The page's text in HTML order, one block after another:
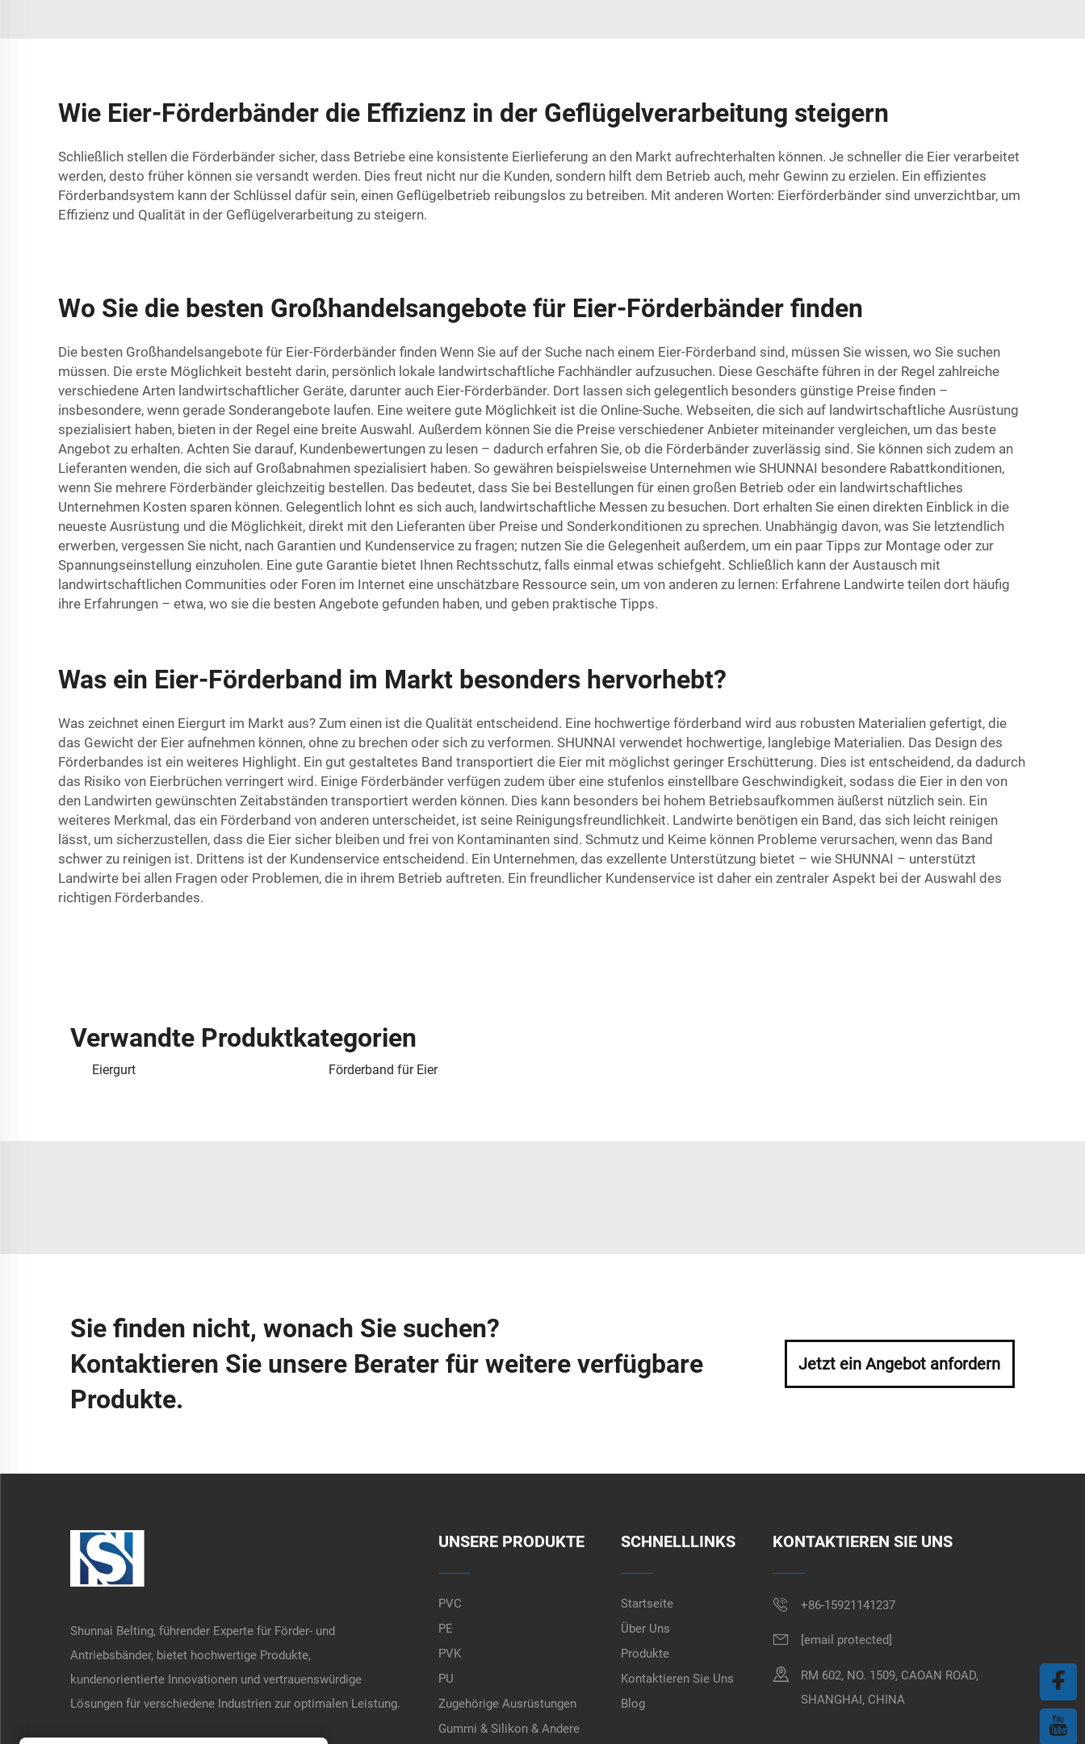
Wie Eier-Förderbänder die Effizienz in der Geflügelverarbeitung steigern
Schließlich stellen die Förderbänder sicher, dass Betriebe eine konsistente Eierlieferung an den Markt aufrechterhalten können. Je schneller die Eier verarbeitet
werden, desto früher können sie versandt werden. Dies freut nicht nur die Kunden, sondern hilft dem Betrieb auch, mehr Gewinn zu erzielen. Ein effizientes
Förderbandsystem kann der Schlüssel dafür sein, einen Geflügelbetrieb reibungslos zu betreiben. Mit anderen Worten: Eierförderbänder sind unverzichtbar, um
Effizienz und Qualität in der Geflügelverarbeitung zu steigern.
Wo Sie die besten Großhandelsangebote für Eier-Förderbänder finden
Die besten Großhandelsangebote für Eier-Förderbänder finden Wenn Sie auf der Suche nach einem Eier-Förderband sind, müssen Sie wissen, wo Sie suchen
müssen. Die erste Möglichkeit besteht darin, persönlich lokale landwirtschaftliche Fachhändler aufzusuchen. Diese Geschäfte führen in der Regel zahlreiche
verschiedene Arten landwirtschaftlicher Geräte, darunter auch Eier-Förderbänder. Dort lassen sich gelegentlich besonders günstige Preise finden –
insbesondere, wenn gerade Sonderangebote laufen. Eine weitere gute Möglichkeit ist die Online-Suche. Webseiten, die sich auf landwirtschaftliche Ausrüstung
spezialisiert haben, bieten in der Regel eine breite Auswahl. Außerdem können Sie die Preise verschiedener Anbieter miteinander vergleichen, um das beste
Angebot zu erhalten. Achten Sie darauf, Kundenbewertungen zu lesen – dadurch erfahren Sie, ob die Förderbänder zuverlässig sind. Sie können sich zudem an
Lieferanten wenden, die sich auf Großabnahmen spezialisiert haben. So gewähren beispielsweise Unternehmen wie SHUNNAI besondere Rabattkonditionen,
wenn Sie mehrere Förderbänder gleichzeitig bestellen. Das bedeutet, dass Sie bei Bestellungen für einen großen Betrieb oder ein landwirtschaftliches
Unternehmen Kosten sparen können. Gelegentlich lohnt es sich auch, landwirtschaftliche Messen zu besuchen. Dort erhalten Sie einen direkten Einblick in die
neueste Ausrüstung und die Möglichkeit, direkt mit den Lieferanten über Preise und Sonderkonditionen zu sprechen. Unabhängig davon, was Sie letztendlich
erwerben, vergessen Sie nicht, nach Garantien und Kundenservice zu fragen; nutzen Sie die Gelegenheit außerdem, um ein paar Tipps zur Montage oder zur
Spannungseinstellung einzuholen. Eine gute Garantie bietet Ihnen Rechtsschutz, falls einmal etwas schiefgeht. Schließlich kann der Austausch mit
landwirtschaftlichen Communities oder Foren im Internet eine unschätzbare Ressource sein, um von anderen zu lernen: Erfahrene Landwirte teilen dort häufig
ihre Erfahrungen – etwa, wo sie die besten Angebote gefunden haben, und geben praktische Tipps.
Was ein Eier-Förderband im Markt besonders hervorhebt?
Was zeichnet einen Eiergurt im Markt aus? Zum einen ist die Qualität entscheidend. Eine hochwertige förderband wird aus robusten Materialien gefertigt, die
das Gewicht der Eier aufnehmen können, ohne zu brechen oder sich zu verformen. SHUNNAI verwendet hochwertige, langlebige Materialien. Das Design des
Förderbandes ist ein weiteres Highlight. Ein gut gestaltetes Band transportiert die Eier mit möglichst geringer Erschütterung. Dies ist entscheidend, da dadurch
das Risiko von Eierbrüchen verringert wird. Einige Förderbänder verfügen zudem über eine stufenlos einstellbare Geschwindigkeit, sodass die Eier in den von
den Landwirten gewünschten Zeitabständen transportiert werden können. Dies kann besonders bei hohem Betriebsaufkommen äußerst nützlich sein. Ein
weiteres Merkmal, das ein Förderband von anderen unterscheidet, ist seine Reinigungsfreundlichkeit. Landwirte benötigen ein Band, das sich leicht reinigen
lässt, um sicherzustellen, dass die Eier sicher bleiben und frei von Kontaminanten sind. Schmutz und Keime können Probleme verursachen, wenn das Band
schwer zu reinigen ist. Drittens ist der Kundenservice entscheidend. Ein Unternehmen, das exzellente Unterstützung bietet – wie SHUNNAI – unterstützt
Landwirte bei allen Fragen oder Problemen, die in ihrem Betrieb auftreten. Ein freundlicher Kundenservice ist daher ein zentraler Aspekt bei der Auswahl des
richtigen Förderbandes.
Verwandte Produktkategorien
Eiergurt Förderband für Eier
Sie finden nicht, wonach Sie suchen?
Kontaktieren Sie unsere Berater für weitere verfügbare
Produkte.
Jetzt ein Angebot anfordern
Shunnai Belting, führender Experte für Förder- und
Antriebsbänder, bietet hochwertige Produkte,
kundenorientierte Innovationen und vertrauenswürdige
Lösungen für verschiedene Industrien zur optimalen Leistung.
UNSERE PRODUKTE
PVC
PE
PVK
PU
Zugehörige Ausrüstungen
Gummi & Silikon & Andere
SCHNELLLINKS
Startseite
Über Uns
Produkte
Kontaktieren Sie Uns
Blog
KONTAKTIEREN SIE UNS
+86-15921141237
[email protected]
RM 602, NO. 1509, CAOAN ROAD,
SHANGHAI, CHINA